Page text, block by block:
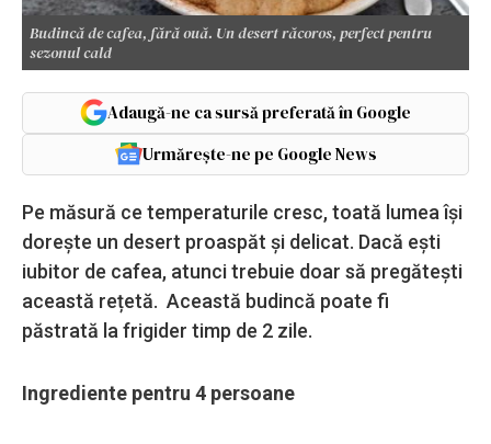
Budincă de cafea, fără ouă. Un desert răcoros, perfect pentru
sezonul cald
Adaugă-ne ca sursă preferată în Google
Urmărește-ne pe Google News
Pe măsură ce temperaturile cresc, toată lumea își
dorește un desert proaspăt și delicat. Dacă ești
iubitor de cafea, atunci trebuie doar să pregătești
această rețetă. Această budincă poate fi
păstrată la frigider timp de 2 zile.
Ingrediente pentru 4 persoane